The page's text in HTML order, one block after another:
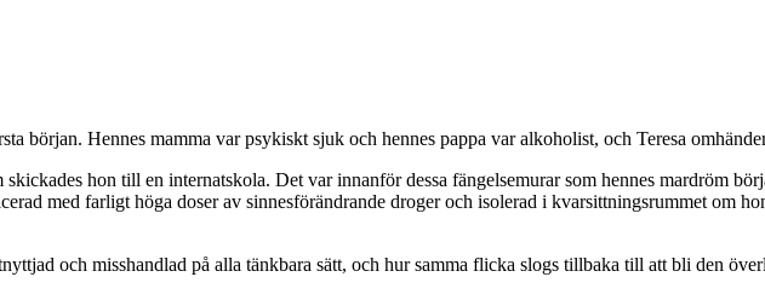
början. Hennes mamma var psykiskt sjuk och hennes pappa var alkoholist, och Teresa
hon till en internatskola. Det var innanför dessa fängelsemurar som hennes mardröm
med farligt höga doser av sinnesförändrande droger och isolerad i kvarsittningsrummet om
och misshandlad på alla tänkbara sätt, och hur samma flicka slogs tillbaka till att bli den